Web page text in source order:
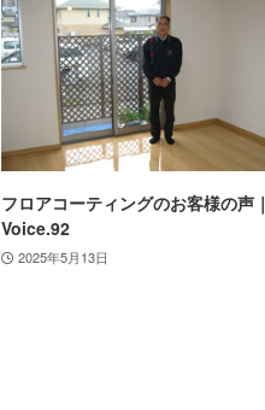
フロアコーティングのお客様の声｜
Voice.92
2025年5月13日